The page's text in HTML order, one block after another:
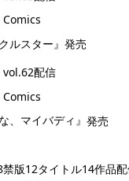
ルスター』 発売
配信
、マイバディ』 発売
版12タイトル14作品